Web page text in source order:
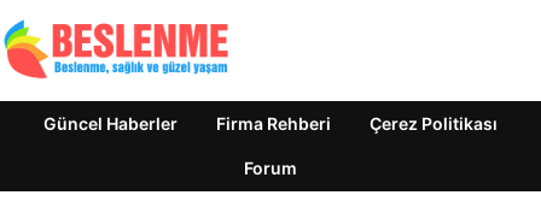
Güncel Haberler Firma Rehberi Çerez Politikası
Forum